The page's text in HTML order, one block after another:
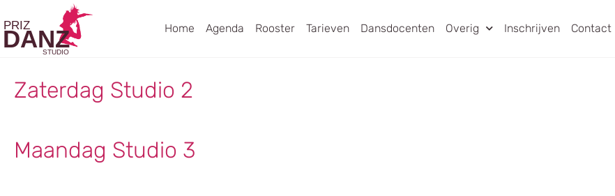
Home Agenda Rooster Tarieven Dansdocenten Overig Inschrijven Contact
Vrijdag Studio 2
Zaterdag Studio 2
Maandag Studio 3